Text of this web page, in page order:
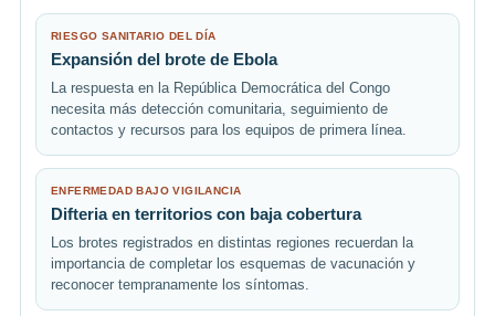
RIESGO SANITARIO DEL DÍA
Expansión del brote de Ebola
La respuesta en la República Democrática del Congo
necesita más detección comunitaria, seguimiento de
contactos y recursos para los equipos de primera línea.
ENFERMEDAD BAJO VIGILANCIA
Difteria en territorios con baja cobertura
Los brotes registrados en distintas regiones recuerdan la
importancia de completar los esquemas de vacunación y
reconocer tempranamente los síntomas.